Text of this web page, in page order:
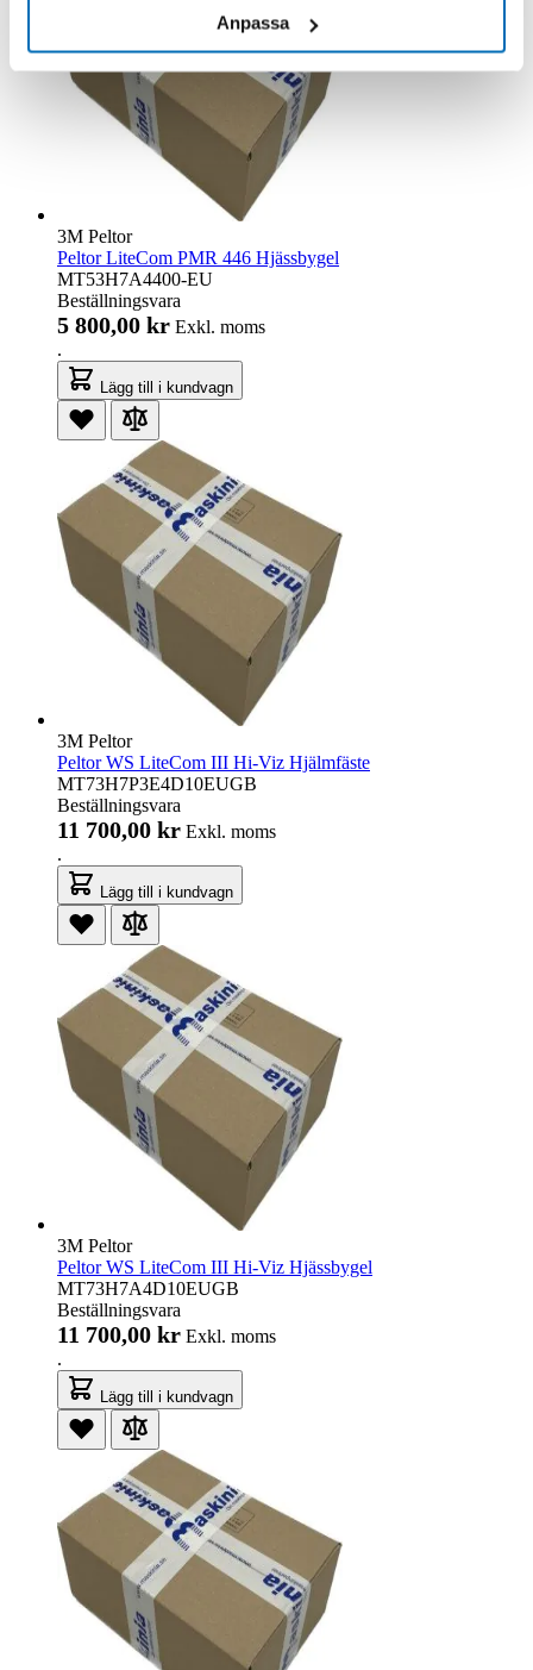
Anpassa
3M Peltor
Peltor LiteCom PMR 446 Hjässbygel
MT53H7A4400-EU
Beställningsvara
5 800,00 kr Exkl. moms
.
Lägg till i kundvagn
3M Peltor
Peltor WS LiteCom III Hi-Viz Hjälmfäste
MT73H7P3E4D10EUGB
Beställningsvara
11 700,00 kr Exkl. moms
.
Lägg till i kundvagn
3M Peltor
Peltor WS LiteCom III Hi-Viz Hjässbygel
MT73H7A4D10EUGB
Beställningsvara
11 700,00 kr Exkl. moms
.
Lägg till i kundvagn